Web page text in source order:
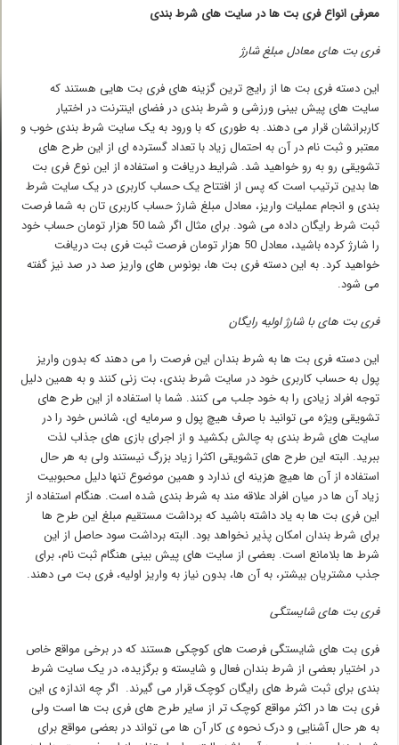
معرفی انواع فری بت ها در سایت های شرط بندی
فری بت های معادل مبلغ شارژ
این دسته فری بت ها از رایج ترین گزینه های فری بت هایی هستند که
سایت های پیش بینی ورزشی و شرط بندی در فضای اینترنت در اختیار
کاربرانشان قرار می دهند. به طوری که با ورود به یک سایت شرط بندی خوب و
معتبر و ثبت نام در آن به احتمال زیاد با تعداد گسترده ای از این طرح های
تشویقی رو به رو خواهید شد. شرایط دریافت و استفاده از این نوع فری بت
ها بدین ترتیب است که پس از افتتاح یک حساب کاربری در یک سایت شرط
بندی و انجام عملیات واریز، معادل مبلغ شارژ حساب کاربری تان به شما فرصت
ثبت شرط رایگان داده می شود. برای مثال اگر شما 50 هزار تومان حساب خود
را شارژ کرده باشید، معادل 50 هزار تومان فرصت ثبت فری بت دریافت
خواهید کرد. به این دسته فری بت ها، بونوس های واریز صد در صد نیز گفته
می شود.
فری بت های با شارژ اولیه رایگان
این دسته فری بت ها به شرط بندان این فرصت را می دهند که بدون واریز
پول به حساب کاربری خود در سایت شرط بندی، بت زنی کنند و به همین دلیل
توجه افراد زیادی را به خود جلب می کنند. شما با استفاده از این طرح های
تشویقی ویژه می توانید با صرف هیچ پول و سرمایه ای، شانس خود را در
سایت های شرط بندی به چالش بکشید و از اجرای بازی های جذاب لذت
ببرید. البته این طرح های تشویقی اکثرا زیاد بزرگ نیستند ولی به هر حال
استفاده از آن ها هیچ هزینه ای ندارد و همین موضوع تنها دلیل محبوبیت
زیاد آن ها در میان افراد علاقه مند به شرط بندی شده است. هنگام استفاده از
این فری بت ها به یاد داشته باشید که برداشت مستقیم مبلغ این طرح ها
برای شرط بندان امکان پذیر نخواهد بود. البته برداشت سود حاصل از این
شرط ها بلامانع است. بعضی از سایت های پیش بینی هنگام ثبت نام، برای
جذب مشتریان بیشتر، به آن ها، بدون نیاز به واریز اولیه، فری بت می دهند.
فری بت های شایستگی
فری بت های شایستگی فرصت های کوچکی هستند که در برخی مواقع خاص
در اختیار بعضی از شرط بندان فعال و شایسته و برگزیده، در یک سایت شرط
بندی برای ثبت شرط های رایگان کوچک قرار می گیرند. اگر چه اندازه ی این
فری بت ها در اکثر مواقع کوچک تر از سایر طرح های فری بت ها است ولی
به هر حال آشنایی و درک نحوه ی کار آن ها می تواند در بعضی مواقع برای